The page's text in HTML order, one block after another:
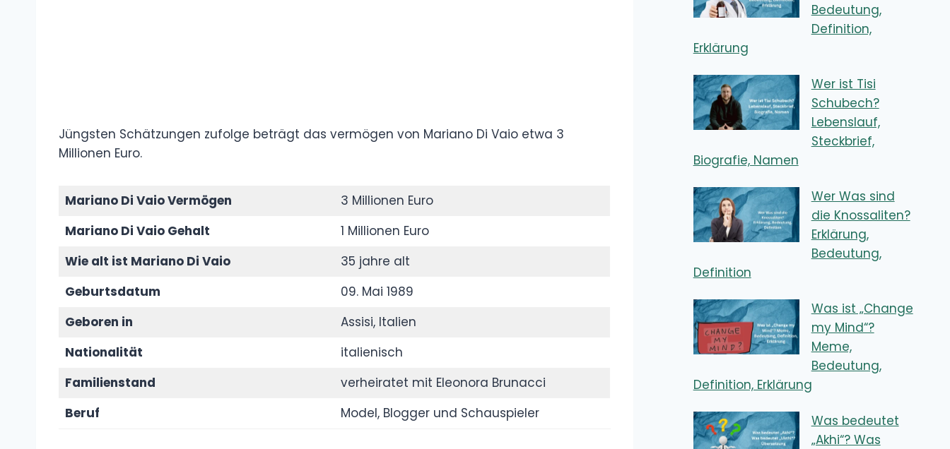
Jüngsten Schätzungen zufolge beträgt das vermögen von Mariano Di Vaio etwa 3
Millionen Euro.
Mariano Di Vaio Vermögen
3 Millionen Euro
Mariano Di Vaio Gehalt
1 Millionen Euro
Wie alt ist Mariano Di Vaio
35 jahre alt
Geburtsdatum
09. Mai 1989
Geboren in
Assisi, Italien
Nationalität
italienisch
Familienstand
verheiratet mit Eleonora Brunacci
Beruf
Model, Blogger und Schauspieler
Bedeutung,
Definition,
Erklärung
Wer ist Tisi
Schubech?
Lebenslauf,
Steckbrief,
Biografie, Namen
Wer Was sind
die Knossaliten?
Erklärung,
Bedeutung,
Definition
Was ist „Change
my Mind“?
Meme,
Bedeutung,
Definition, Erklärung
Was bedeutet
„Akhi“? Was